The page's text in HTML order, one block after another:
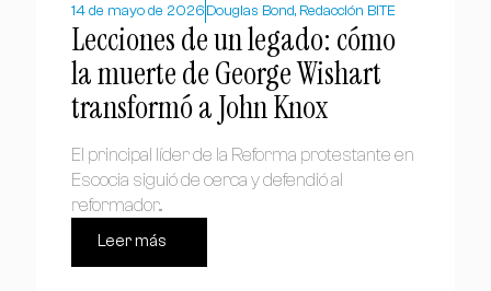
14 de mayo de 2026 Douglas Bond, Redacción BITE
Lecciones de un legado: cómo
la muerte de George Wishart
transformó a John Knox
El principal líder de la Reforma protestante en
Escocia siguió de cerca y defendió al
reformador...
Leer más